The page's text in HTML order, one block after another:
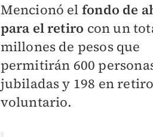
Mencionó el fondo de
para el retiro con un
millones de pesos que
permitirán 600
jubiladas y 198 en retiro
voluntario.